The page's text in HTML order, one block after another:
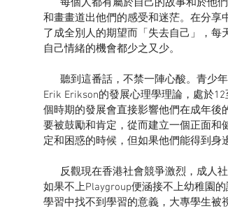
和畫畫道出他們的感受和迷茫。在分享
了成全別人的期望而「失去自己」，
自己情緒的機會都少之又少。
Erik Erikson的發展心理學理論，處於
個時期的發展會直接影響他們在成年後
要被鼓勵和肯定，從而建立一個正面和
定和困惑的時候，但如果他們能得到身
如果不上Playgroup便涵接不上幼稚園
學習中找不到學習的意義，大專學生被